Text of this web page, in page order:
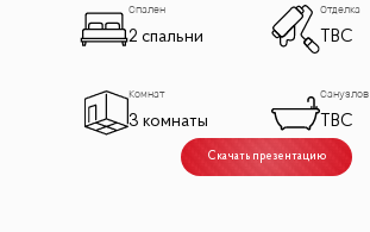
Спален
2 спальни
Отделка
TBC
Комнат
3 комнаты
Санузлов
TBC
Скачать презентацию